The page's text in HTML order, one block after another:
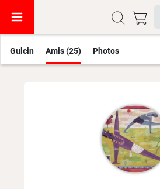
Gulcin Amis (25) Photos